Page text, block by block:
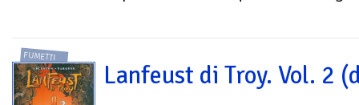
FUMETTI
Lanfeust di Troy. Vol. 2